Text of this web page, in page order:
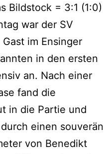
Bildstock = 3:1 (1:0)
war der SV
im Ensinger
in den ersten
an. Nach einer
fand die
in die Partie und
einen souverän
von Benedikt